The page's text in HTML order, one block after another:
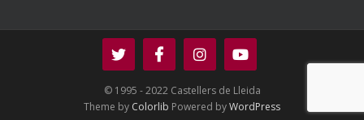
© 1995 - 2022 Castellers de Lleida
Theme by Colorlib Powered byWordPress